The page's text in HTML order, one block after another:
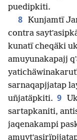
puedipkiti.
8 Kunjamtï
contra
kunatï cheqäki
amuyunakapajj
sarnaqapjjatap
uñjatäpkiti. 9
sartapkaniti,
jaqenakampi